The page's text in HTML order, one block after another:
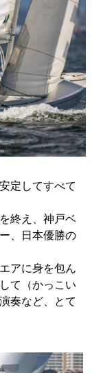
定してすべて
終え、神戸ベ
、日本優勝の
アに身を包ん
て（かっこい
奏など、とて